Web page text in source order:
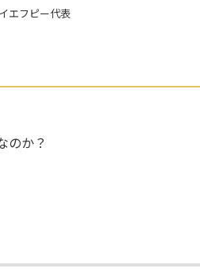
エフピー代表
のか？